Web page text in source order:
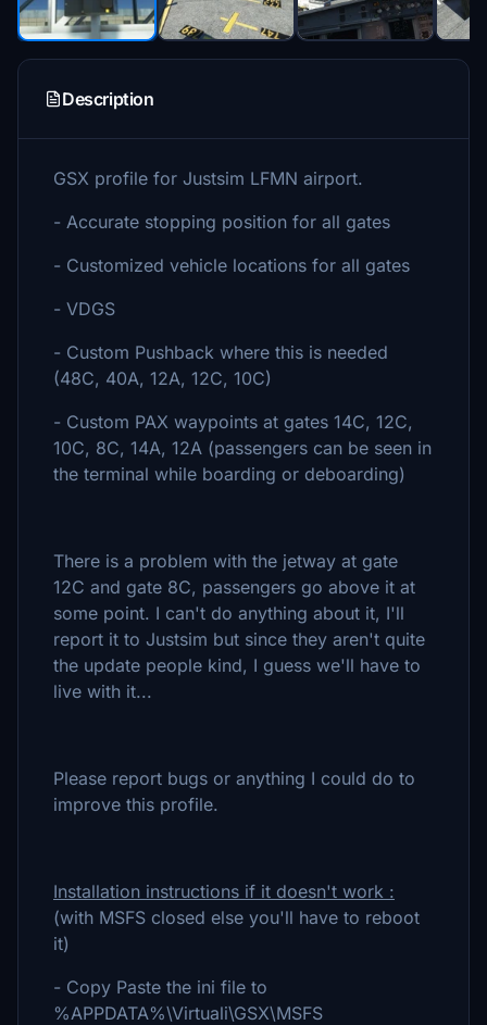
Description
GSX profile for Justsim LFMN airport.
- Accurate stopping position for all gates
- Customized vehicle locations for all gates
- VDGS
- Custom Pushback where this is needed
(48C, 40A, 12A, 12C, 10C)
- Custom PAX waypoints at gates 14C, 12C,
10C, 8C, 14A, 12A (passengers can be seen in
the terminal while boarding or deboarding)
There is a problem with the jetway at gate
12C and gate 8C, passengers go above it at
some point. I can't do anything about it, I'll
report it to Justsim but since they aren't quite
the update people kind, I guess we'll have to
live with it...
Please report bugs or anything I could do to
improve this profile.
Installation instructions if it doesn't work :
(with MSFS closed else you'll have to reboot
it)
- Copy Paste the ini file to
%APPDATA%\Virtuali\GSX\MSFS